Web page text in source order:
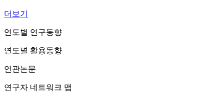
더보기
연도별 연구동향
연도별 활용동향
연관논문
연구자 네트워크 맵